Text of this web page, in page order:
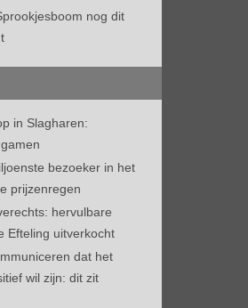
nog dit
in Slagharen:
bezoeker in het
prijzenregen
hervulbare
Efteling uitverkocht
dat het
wil zijn: dit zit